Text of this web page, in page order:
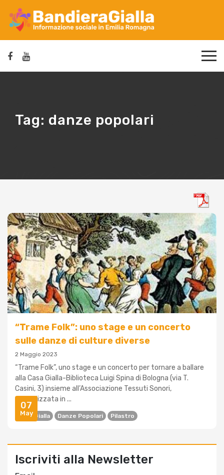
Tag: danze popolari
07
May
“Trame Folk”: uno stage e un concerto
sulle danze di culture diverse
2 Maggio 2023
“Trame Folk”, uno stage e un concerto per tornare a ballare
alla Casa Gialla-Biblioteca Luigi Spina di Bologna (via T.
Casini, 3) insieme all’Associazione Tessuti Sonori,
specializzata in ...
Casa Gialla Danze Popolari Pilastro
Iscriviti alla Newsletter